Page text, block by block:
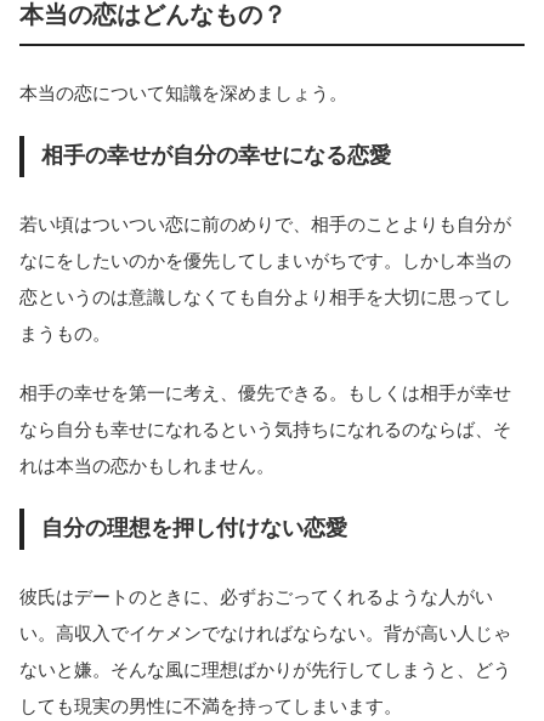
本当の恋はどんなもの？
本当の恋について知識を深めましょう。
相手の幸せが自分の幸せになる恋愛
若い頃はついつい恋に前のめりで、相手のことよりも自分が
なにをしたいのかを優先してしまいがちです。しかし本当の
恋というのは意識しなくても自分より相手を大切に思ってし
まうもの。
相手の幸せを第一に考え、優先できる。もしくは相手が幸せ
なら自分も幸せになれるという気持ちになれるのならば、そ
れは本当の恋かもしれません。
自分の理想を押し付けない恋愛
彼氏はデートのときに、必ずおごってくれるような人がい
い。高収入でイケメンでなければならない。背が高い人じゃ
ないと嫌。そんな風に理想ばかりが先行してしまうと、どう
しても現実の男性に不満を持ってしまいます。